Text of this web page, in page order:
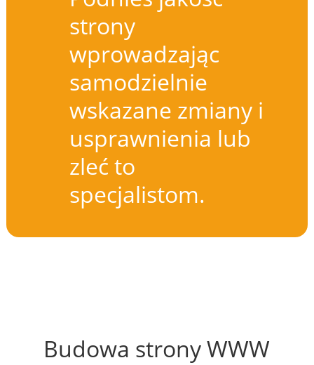
strony
wprowadzając
samodzielnie
wskazane zmiany i
usprawnienia lub
zleć to
specjalistom.
Budowa strony WWW